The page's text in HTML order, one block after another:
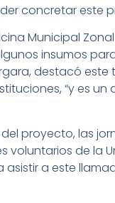
concretar este
Municipal
insumos
destacó
“y es
proyecto, las
de la
a este